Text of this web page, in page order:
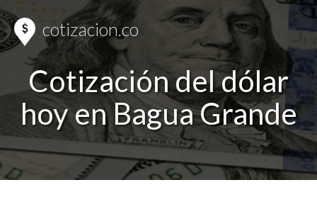
cotizacion.co
Cotización del dólar
hoy en Bagua Grande